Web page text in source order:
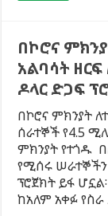
በኮሮና
አልባሳት
ዶላር ድጋፍ
በኮሮና ምክንያት
ሰራተኞች የ4.5
ምክንያት የተጎዱ
የሚሰሩ ሠራተኞችን
ፕሮጀክት ይፋ
ከአለም አቀፉ